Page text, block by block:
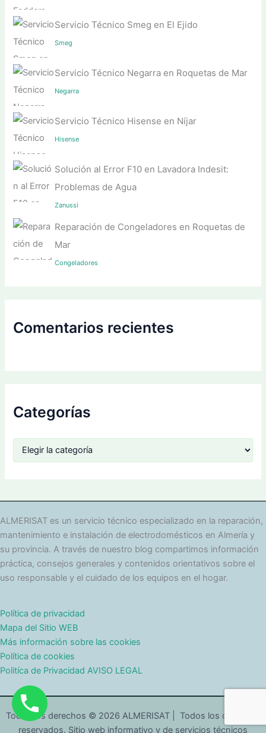
Servicio Técnico Smeg en El Ejido
Smeg
Servicio Técnico Negarra en Roquetas de Mar
Negarra
Servicio Técnico Hisense en Níjar
Hisense
Solución al Error F10 en Lavadora Indesit:
Problemas de Agua
Zanussi
Reparación de Congeladores en Roquetas de
Mar
Congeladores
Comentarios recientes
Categorías
o
í
a
s
ALMERISAT es un servicio técnico especializado en la reparación,
mantenimiento e instalación de electrodomésticos en Almería y
su provincia. A través de nuestro blog compartimos información
práctica, consejos generales y contenidos orientativos sobre el
uso responsable y el cuidado de los equipos en el hogar.
Política de privacidad
Mapa del Sitio WEB
Más información sobre las cookies
Política de cookies
Politíca de Privacidad AVISO LEGAL
Todos los derechos © 2026 ALMERISAT | Todos los derechos
reservados. Sitio web informativo y de servicios técnicos